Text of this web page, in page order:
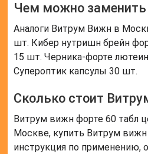
Чем можно
Аналоги Витрум Вижн в
шт. Кибер нутришн брейн
15 шт. Черника-форте
Супероптик капсулы 30 шт.
Сколько стоит
Витрум вижн форте 60 табл
Москве, купить Витрум вижн
инструкция по применению,